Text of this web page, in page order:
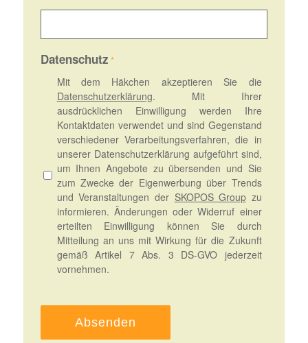
Datenschutz *
Mit dem Häkchen akzeptieren Sie die
Datenschutzerklärung. Mit Ihrer
ausdrücklichen Einwilligung werden Ihre
Kontaktdaten verwendet und sind Gegenstand
verschiedener Verarbeitungsverfahren, die in
unserer Datenschutzerklärung aufgeführt sind,
um Ihnen Angebote zu übersenden und Sie
zum Zwecke der Eigenwerbung über Trends
und Veranstaltungen der SKOPOS Groupzu
informieren. Änderungen oder Widerruf einer
erteilten Einwilligung können Sie durch
Mitteilung an uns mit Wirkung für die Zukunft
gemäß Artikel 7 Abs. 3 DS-GVO jederzeit
vornehmen.